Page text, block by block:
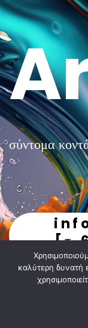
σύντομα
undefined
καλύτερη δυνατή